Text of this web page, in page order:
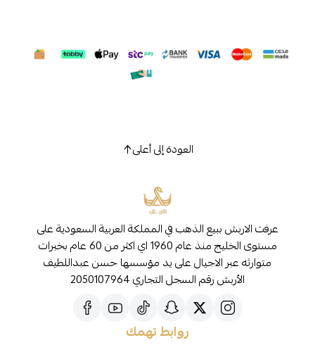
العودة إلى أعلى
عرفت الاربش ببيع الذهب في المملكة العربية السعودية على
مستوى الخليج منذ عام 1960 اي اكثر من 60 عام بخبرات
متوارثه عبر الاجيال على يد مؤسسها حسن عبداللطيف
الأربش رقم السجل التجاري 2050107964
روابط تهمك